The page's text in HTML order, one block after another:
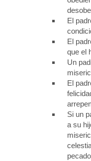
El
El
que el
Un
El
Si un
a su